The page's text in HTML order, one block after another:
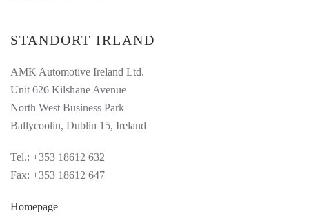
STANDORT IRLAND
AMK Automotive Ireland Ltd.
Unit 626 Kilshane Avenue
North West Business Park
Ballycoolin, Dublin 15, Ireland
Tel.: +353 18612 632
Fax: +353 18612 647
Homepage